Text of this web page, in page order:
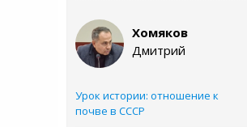
Хомяков
Дмитрий
Урок истории: отношение к
почве в СССР